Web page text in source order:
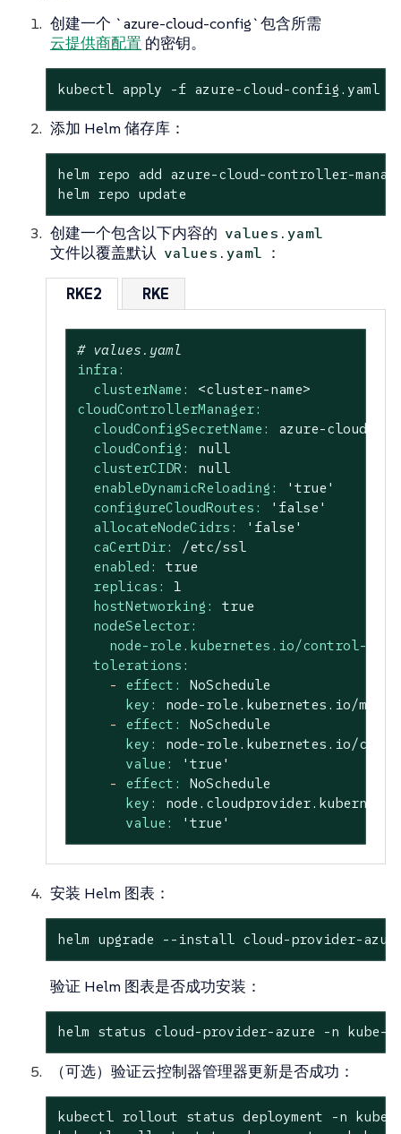
创建一个 `azure-cloud-config`包含所需
云提供商配置 的密钥。
kubectl apply -f azure-cloud-config.yaml
添加 Helm 储存库：
helm repo add azure-cloud-controller-
helm repo update
创建一个包含以下内容的 values.yaml
文件以覆盖默认 values.yaml ：
RKE2 RKE
# values.yaml
infra:
clusterName:
<cluster-name>
cloudControllerManager:
cloudConfigSecretName:
azure-cloud-
cloudConfig:
null
clusterCIDR:
null
enableDynamicReloading:
'true'
configureCloudRoutes:
'false'
allocateNodeCidrs:
'false'
caCertDir:
/etc/ssl
enabled:
true
replicas:
1
hostNetworking:
true
nodeSelector:
node-role.kubernetes.io/control-
tolerations:
-
effect:
NoSchedule
key:
node-role.kubernetes.io/
-
effect:
NoSchedule
key:
node-role.kubernetes.io/
value:
'true'
-
effect:
NoSchedule
key:
value:
'true'
安装 Helm 图表：
helm upgrade --install cloud-provider-
验证 Helm 图表是否成功安装：
helm status cloud-provider-azure -n kube-
（可选）验证云控制器管理器更新是否成功：
kubectl rollout status deployment -n kube-